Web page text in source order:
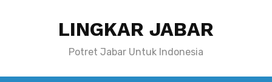
LINGKAR JABAR
Potret Jabar Untuk Indonesia